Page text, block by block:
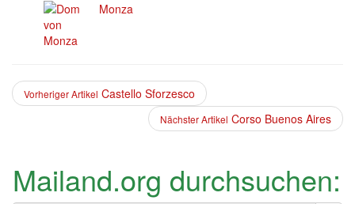
Monza
Vorheriger Artikel Castello Sforzesco
Nächster Artikel Corso Buenos Aires
Mailand.org durchsuchen: